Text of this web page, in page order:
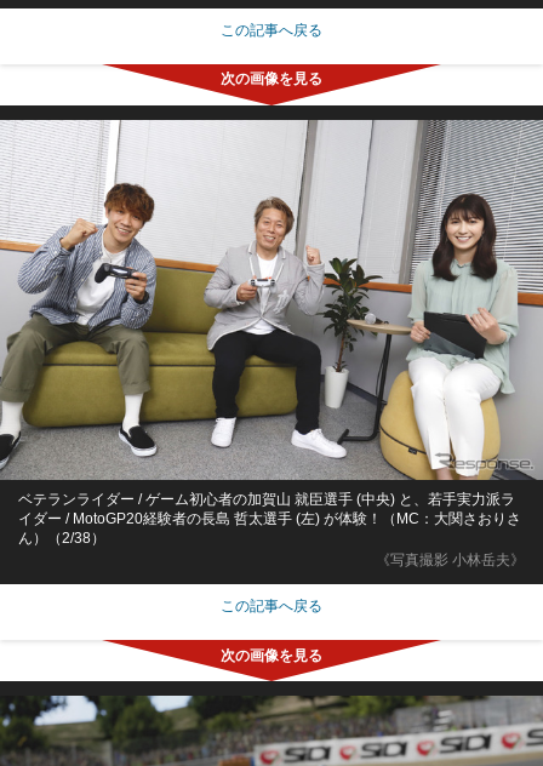
この記事へ戻る
《写真撮影 小林岳夫》
ベテランライダー / ゲーム初心者の加賀山 就臣選手 (中央) と、若手実力派ラ
イダー / MotoGP20経験者の長島 哲太選手 (左) が体験！（MC：大関さおりさ
ん）（2/38）
この記事へ戻る